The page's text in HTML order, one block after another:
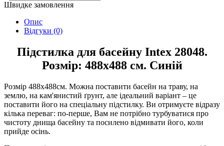
Швидке замовлення
Опис
Відгуки (0)
Підстилка для басейну Intex 28048.
Розмір: 488x488 см. Синій
Розмір 488х488см. Можна поставити басейн на траву, на
землю, на кам'янистий ґрунт, але ідеальний варіант – це
поставити його на спеціальну підстилку. Ви отримуєте відразу
кілька переваг: по-перше, Вам не потрібно турбуватися про
чистоту днища басейну та посилено відмивати його, коли
прийде осінь.